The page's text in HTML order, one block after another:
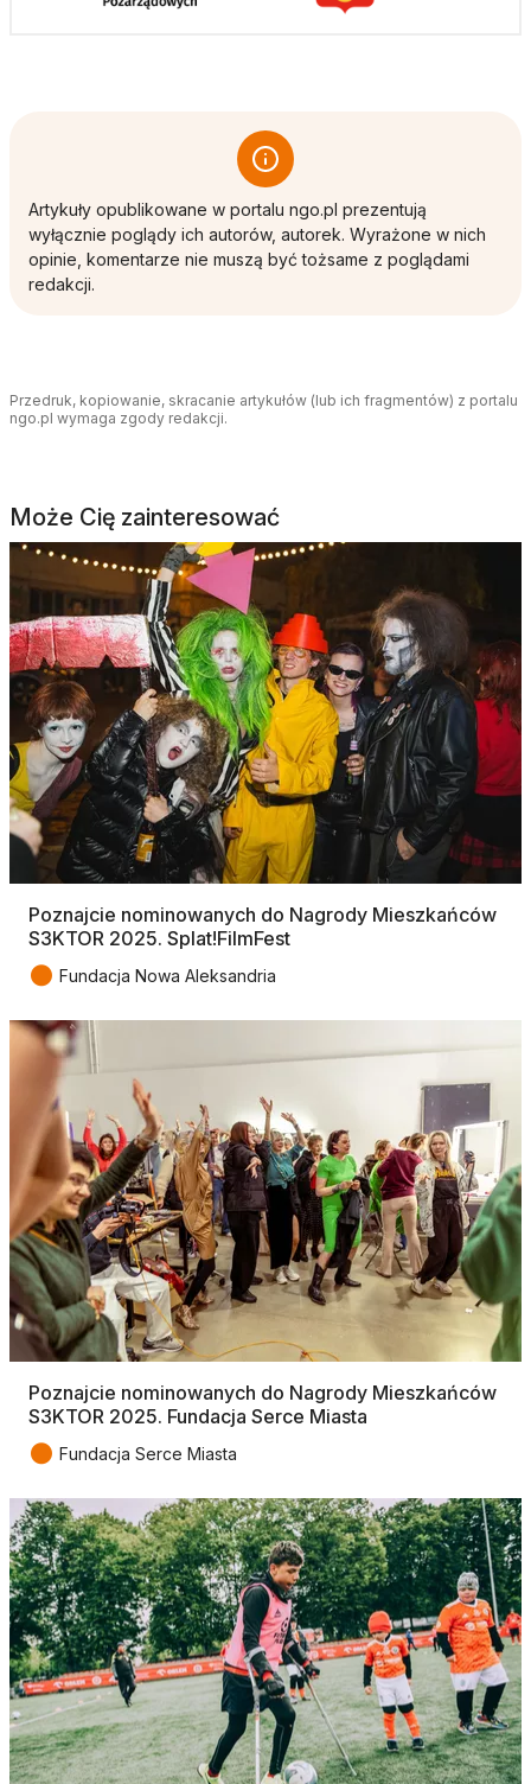
Artykuły opublikowane w portalu ngo.pl prezentują
wyłącznie poglądy ich autorów, autorek. Wyrażone w nich
opinie, komentarze nie muszą być tożsame z poglądami
redakcji.
Przedruk, kopiowanie, skracanie artykułów (lub ich fragmentów) z portalu
ngo.pl wymaga zgody redakcji.
Może Cię zainteresować
Poznajcie nominowanych do Nagrody Mieszkańców
S3KTOR 2025. Splat!FilmFest
● Fundacja Nowa Aleksandria
Poznajcie nominowanych do Nagrody Mieszkańców
S3KTOR 2025. Fundacja Serce Miasta
● Fundacja Serce Miasta